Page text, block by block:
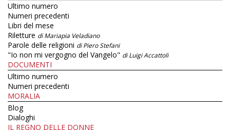
Ultimo numero
Numeri precedenti
Libri del mese
Riletture di Mariapia Veladiano
Parole delle religioni di Piero Stefani
"Io non mi vergogno del Vangelo" di Luigi Accattoli
DOCUMENTI
Ultimo numero
Numeri precedenti
MORALIA
Blog
Dialoghi
IL REGNO DELLE DONNE